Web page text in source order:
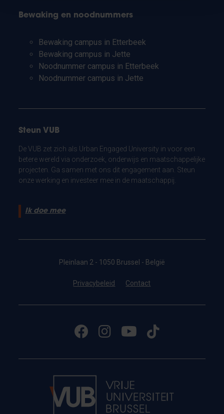
Bewaking en noodnummers
Bewaking campus in Etterbeek
Bewaking campus in Jette
Noodnummer campus in Etterbeek
Noodnummer campus in Jette
Steun VUB
De VUB zet zich als Urban Engaged University in voor een
betere wereld via onderzoek, onderwijs en maatschappelijke
projecten. Ga samen met ons dit engagement aan. Steun
onze werking en investeer mee in de maatschappij.
Ik doe mee
Pleinlaan 2 - 1050 Brussel - België
Privacybeleid Contact